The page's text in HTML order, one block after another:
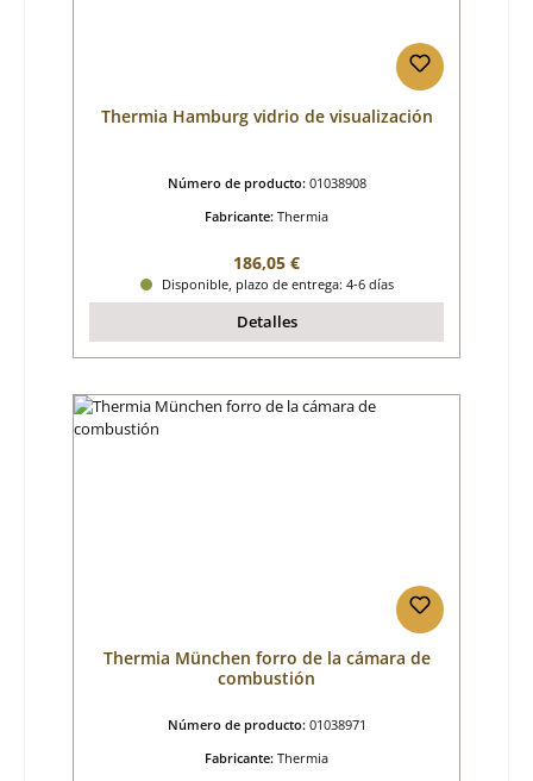
Thermia Hamburg vidrio de visualización
Número de producto: 01038908
Fabricante: Thermia
Precio normal:
186,05 €
Disponible, plazo de entrega: 4-6 días
Detalles
Thermia München forro de la cámara de
combustión
Número de producto: 01038971
Fabricante: Thermia